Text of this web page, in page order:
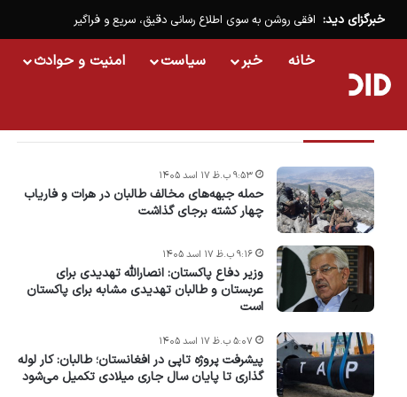
خبرگزای دید: افقی روشن به سوی اطلاع رسانی دقیق، سریع و فراگیر
خانه خبر سیاست امنیت و حوادث
حمله جبهه‌های مخالف طالبان در هرات و فاریاب
چهار کشته برجای گذاشت
۹:۵۳ ب.ظ ۱۷ اسد ۱۴۰۵
وزیر دفاع پاکستان: انصارالله تهدیدی برای
عربستان و طالبان تهدیدی مشابه برای پاکستان
است
۹:۱۶ ب.ظ ۱۷ اسد ۱۴۰۵
پیشرفت پروژه‌ تاپی در افغانستان؛ طالبان: کار لوله
گذاری تا پایان سال جاری میلادی تکمیل می‌شود
۵:۰۷ ب.ظ ۱۷ اسد ۱۴۰۵